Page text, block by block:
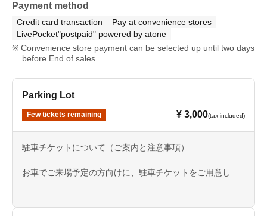
Payment method
Credit card transaction
Pay at convenience stores
LivePocket"postpaid" powered by atone
Convenience store payment can be selected up until two days
before End of sales.
Parking Lot
Few tickets remaining ¥ 3,000(tax included)
駐車チケットについて（ご案内と注意事項）
お車でご来場予定の方向けに、駐車チケットをご用意して
い。